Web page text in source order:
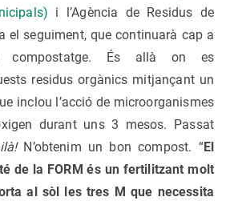
i l’Agència de Residus de
el seguiment, que continuarà cap a
compostatge. És allà on es
residus orgànics mitjançant un
inclou l’acció de microorganismes
durant uns 3 mesos. Passat
N’obtenim un bon compost. “El
de la FORM és un fertilitzant molt
al sòl les tres M que necessita